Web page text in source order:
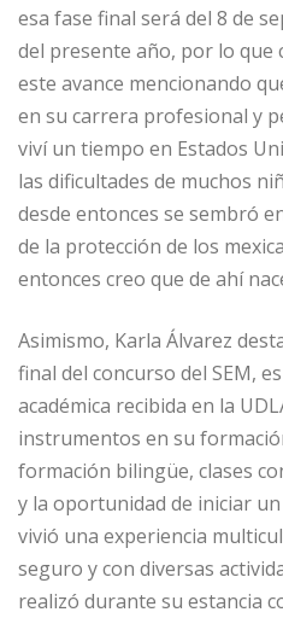
esa fase final será del 8 de
del presente año, por lo
este avance mencionando
en su carrera profesional y
viví un tiempo en Estados
las dificultades de muchos
desde entonces se sembró
de la protección de los
entonces creo que de ahí
Asimismo, Karla Álvarez
final del concurso del SEM,
académica recibida en la
instrumentos en su
formación bilingüe, clases
y la oportunidad de iniciar
vivió una experiencia
seguro y con diversas
realizó durante su estancia